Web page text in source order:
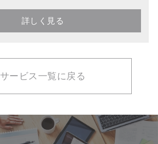
詳しく見る
サービス一覧に戻る